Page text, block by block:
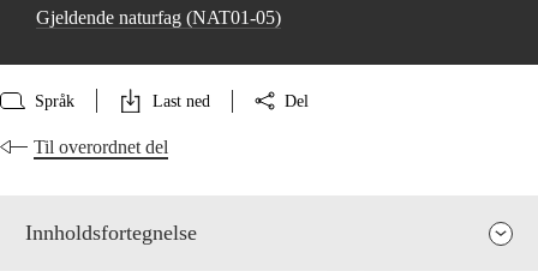
Gjeldende naturfag (NAT01‑05)
Språk Last ned Del
Til overordnet del
Innholdsfortegnelse